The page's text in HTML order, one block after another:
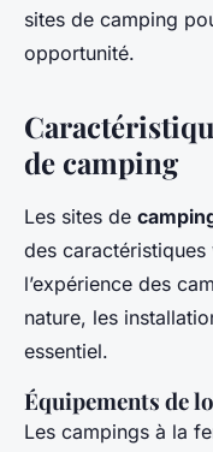
sites de camping
opportunité.
de camping
Les sites de
des
l’expérience des
nature, les
essentiel.
Équipements de
Les campings à la